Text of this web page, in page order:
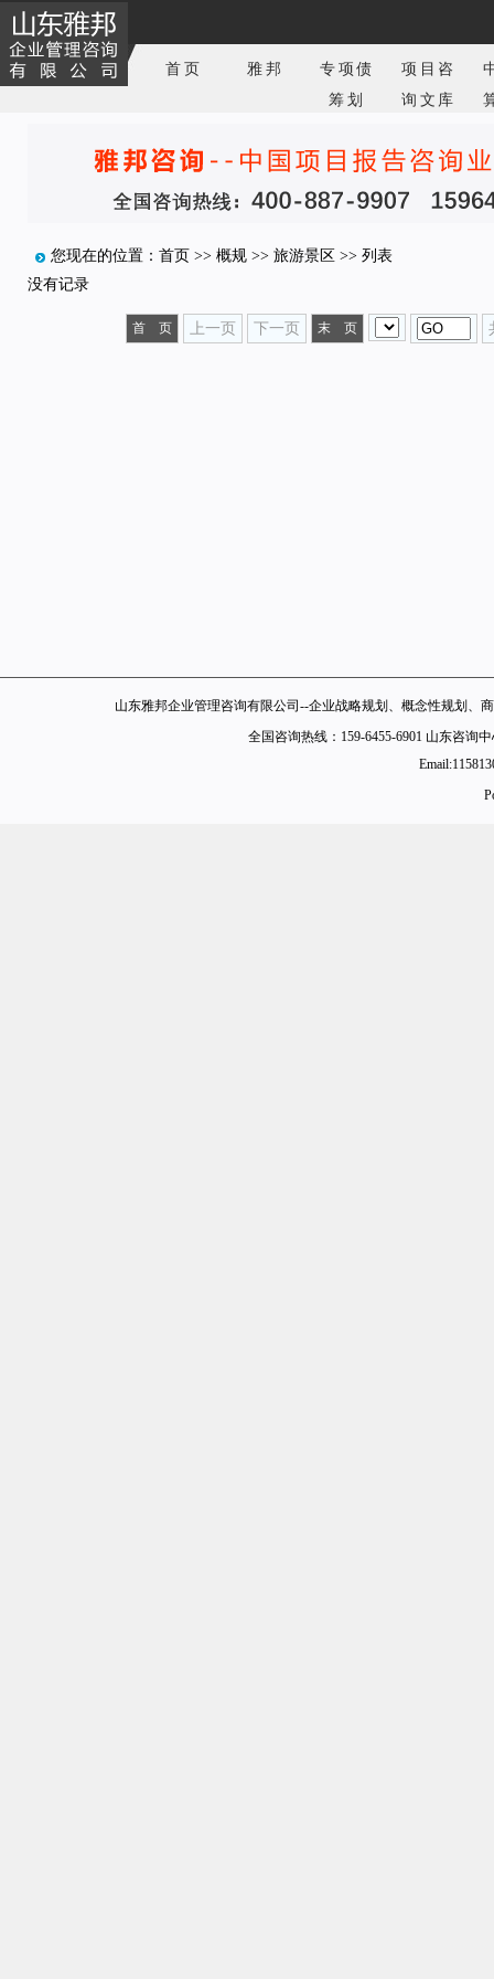
首页 雅邦
专项债
筹划
项目咨
询文库
您现在的位置： 首页 >> 概规 >> 旅游景区 >> 列表
没有记录
首 页 上一页 下一页 末 页
山东雅邦企业管理咨询有限公司--企业战略规划、概念性规划、
全国咨询热线：159-6455-6901 山东咨询